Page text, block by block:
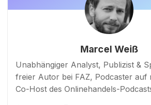
Marcel Weiß
Unabhängiger Analyst, Publizist &
freier Autor bei FAZ, Podcaster auf
Co-Host des Onlinehandels-